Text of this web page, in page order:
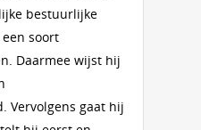
bestuurlijke
een soort
Daarmee wijst hij
Vervolgens gaat hij